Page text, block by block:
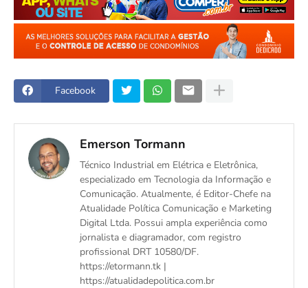
Facebook
Emerson Tormann
Técnico Industrial em Elétrica e Eletrônica,
especializado em Tecnologia da Informação e
Comunicação. Atualmente, é Editor-Chefe na
Atualidade Política Comunicação e Marketing
Digital Ltda. Possui ampla experiência como
jornalista e diagramador, com registro
profissional DRT 10580/DF.
https://etormann.tk |
https://atualidadepolitica.com.br